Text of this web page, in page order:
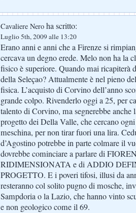
Cavaliere Nero ha scritto:
Luglio 5th, 2009 alle 13:20
Erano anni e anni che a Firenze si
cercava un degno erede. Melo non ha la
fisico è superiore. Quando mai ricapiterà
della Seleçao? Attualmente è nel pieno
fisica. L’acquisto di Corvino dell’anno
grande colpo. Rivenderlo oggi a 25, per
talento di Corvino, ma segnerebbe
progetto dei Della Valle, che cercano
meschina, per non tirar fuori una lira.
d’Agostino potrebbe in parte colmare il
dovrebbe cominciare a parlare di
RIDIMENSIONATA e di ADDIO
PROGETTO. E i poveri tifosi, illusi da
resteranno col solito pugno di mosche,
Sampdoria o la Lazio, che hanno vinto
e non geologico come il 69.